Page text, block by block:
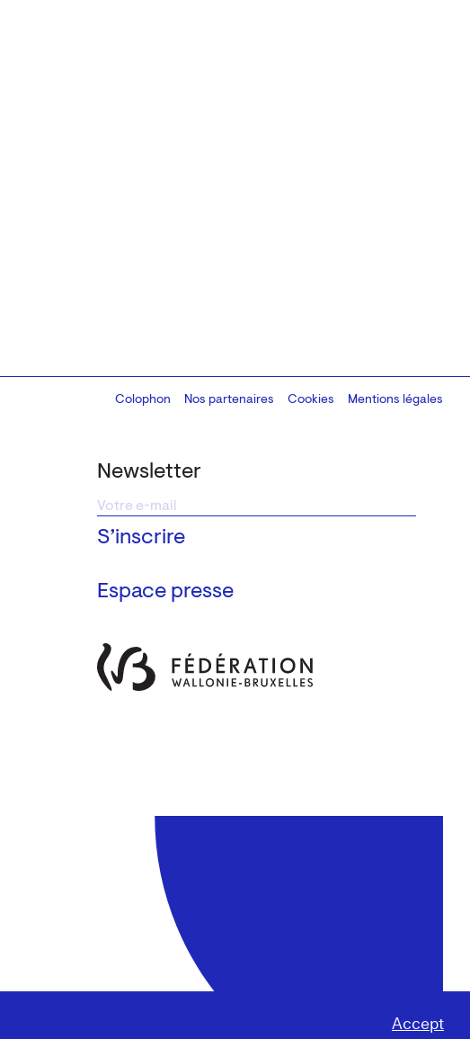
Accept
Newsletter
Espace presse
Colophon
Design:Marcel Kaczmarek, code:8080.studio
Nos partenaires Cookies Mentions légales